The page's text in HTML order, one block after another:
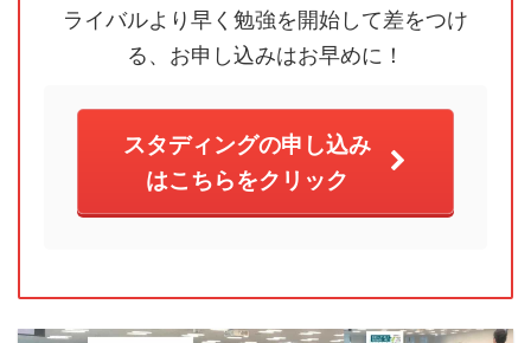
ライバルより早く勉強を開始して差をつけ
る、お申し込みはお早めに！
スタディングの申し込み
はこちらをクリック